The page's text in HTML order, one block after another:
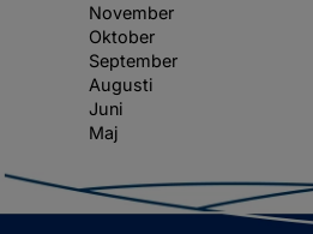
November
Oktober
September
Augusti
Juni
Maj